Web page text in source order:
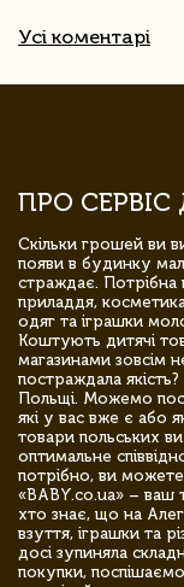
Усі коментарі
ПРО СЕРВІС
Скільки грошей ви
появи в будинку
страждає. Потрібна
приладдя,
одяг та іграшки
Коштують дитячі
магазинами зовсім
постраждала
Польщі. Можемо
які у вас вже є або
товари польських
оптимальне
потрібно, ви
«BABY.co.ua» – ваш
хто знає, що на
взуття, іграшки та
досі зупиняла
покупки,